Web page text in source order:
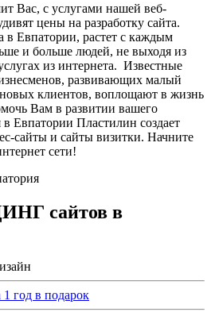
Вас, с услугами нашей веб-
цены на разработку сайта.
в Евпатории, растет с каждым
и больше людей, не выходя из
из интернета. Известные
развивающих малый
клиентов, воплощают в жизнь
Вам в развитии вашего
Евпатории Пластилин создает
сайты и сайты визитки. Начните
сети!
сайтов в
год в подарок